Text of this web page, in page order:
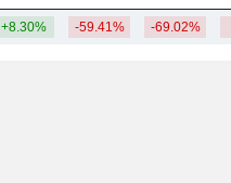
+8.30% -59.41% -69.02%